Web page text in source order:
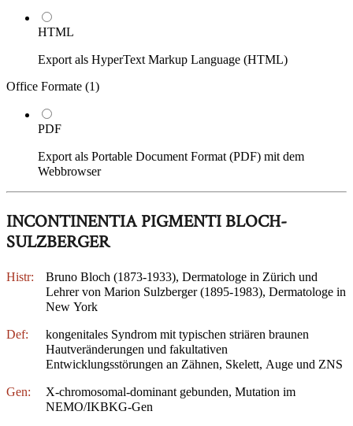
HTML
Export als HyperText Markup Language (HTML)
Office Formate (1)
PDF
Export als Portable Document Format (PDF) mit dem
Webbrowser
INCONTINENTIA PIGMENTI BLOCH-
SULZBERGER
Histr:
Bruno Bloch (1873-1933), Dermatologe in Zürich und
Lehrer von Marion Sulzberger (1895-1983), Dermatologe in
New York
Def:
kongenitales Syndrom mit typischen striären braunen
Hautveränderungen und fakultativen
Entwicklungsstörungen an Zähnen, Skelett, Auge und ZNS
Gen:
X-chromosomal-dominant gebunden, Mutation im
NEMO/IKBKG-Gen